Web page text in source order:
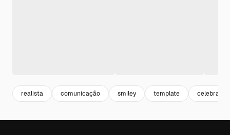
realista comunicação smiley template celebração